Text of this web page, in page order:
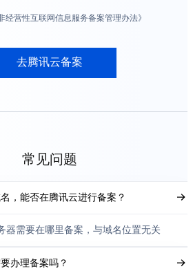
经营性互联网信息服务备案管理办法》
去腾讯云备案
常见问题
，能否在腾讯云进行备案？
器需要在哪里备案，与域名位置无关
办理备案吗？